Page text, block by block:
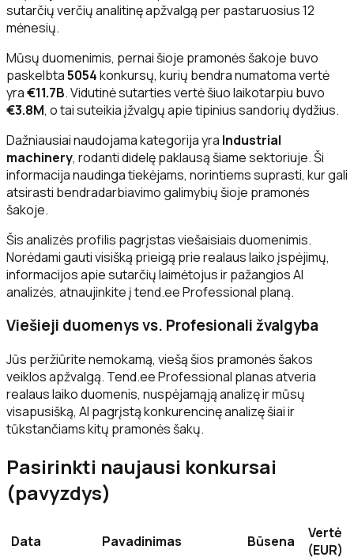
sutarčių verčių analitinę apžvalgą per pastaruosius 12
mėnesių.
Mūsų duomenimis, pernai šioje pramonės šakoje buvo
paskelbta5054konkursų, kurių bendra numatoma vertė
yra€11.7B. Vidutinė sutarties vertė šiuo laikotarpiu buvo
€3.8M, o tai suteikia įžvalgų apie tipinius sandorių dydžius.
Dažniausiai naudojama kategorija yra Industrial
machinery, rodanti didelę paklausą šiame sektoriuje. Ši
informacija naudinga tiekėjams, norintiems suprasti, kur gali
atsirasti bendradarbiavimo galimybių šioje pramonės
šakoje.
Šis analizės profilis pagrįstas viešaisiais duomenimis.
Norėdami gauti visišką prieigą prie realaus laiko įspėjimų,
informacijos apie sutarčių laimėtojus ir pažangios AI
analizės, atnaujinkite į tend.ee Professional planą.
Viešieji duomenys vs. Profesionali žvalgyba
Jūs peržiūrite nemokamą, viešą šios pramonės šakos
veiklos apžvalgą. Tend.ee Professional planas atveria
realaus laiko duomenis, nuspėjamąją analizę ir mūsų
visapusišką, AI pagrįstą konkurencinę analizę šiai ir
tūkstančiams kitų pramonės šakų.
Pasirinkti naujausi konkursai
(pavyzdys)
Data Pavadinimas Būsena
Vertė
(EUR)